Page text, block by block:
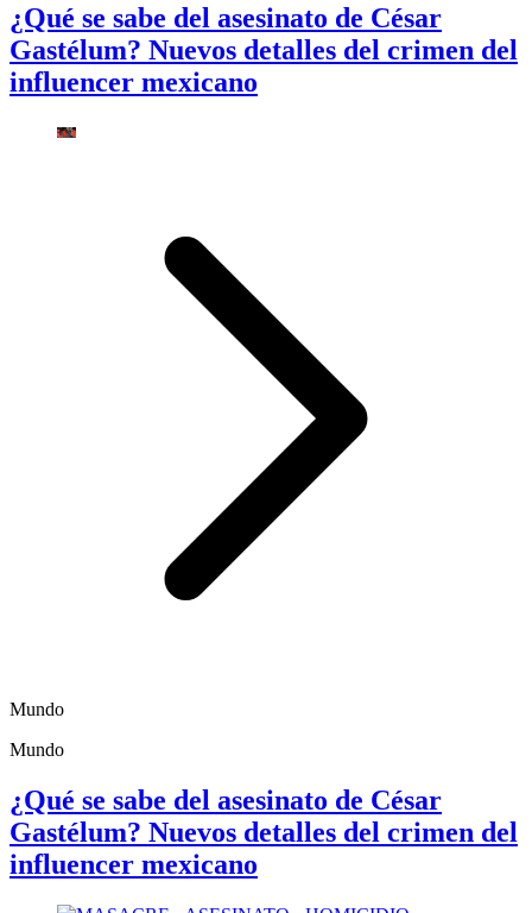
¿Qué se sabe del asesinato de César
Gastélum? Nuevos detalles del crimen del
influencer mexicano
Mundo
Mundo
¿Qué se sabe del asesinato de César
Gastélum? Nuevos detalles del crimen del
influencer mexicano